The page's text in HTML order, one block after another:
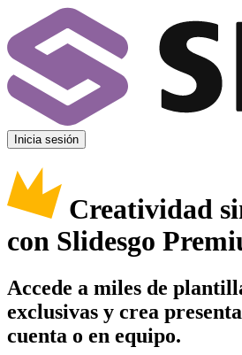
Inicia sesión
Creatividad
con Slidesgo
Accede a miles de
exclusivas y crea
cuenta o en equipo.